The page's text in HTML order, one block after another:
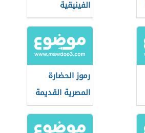
الفينيقية
رموز الحضارة
المصرية القديمة